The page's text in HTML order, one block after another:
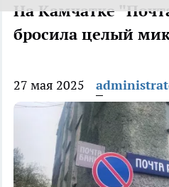
На Камчатке
бросила целый
27 мая 2025